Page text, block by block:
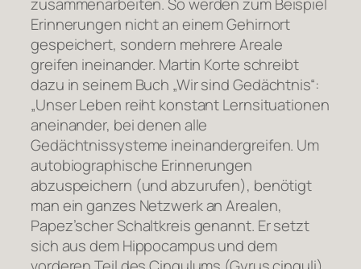
Erinnerungen nicht an einem Gehirnort
gespeichert, sondern mehrere Areale
greifen ineinander. Martin Korte schreibt
dazu in seinem Buch „Wir sind Gedächtnis“:
„Unser Leben reiht konstant Lernsituationen
aneinander, bei denen alle
Gedächtnissysteme ineinandergreifen. Um
autobiographische Erinnerungen
abzuspeichern (und abzurufen), benötigt
man ein ganzes Netzwerk an Arealen,
Papez’scher Schaltkreis genannt. Er setzt
sich aus dem Hippocampus und dem